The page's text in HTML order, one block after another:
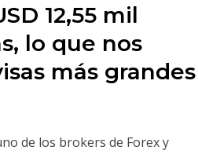
12,55 mil
lo que nos
más grandes
de los brokers de Forex y